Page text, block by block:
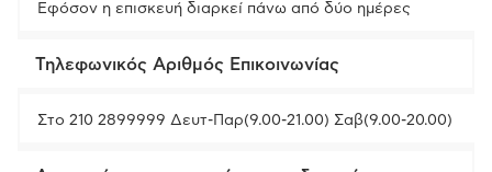
Εφόσον η επισκευή διαρκεί πάνω από δύο ημέρες
Τηλεφωνικός Αριθμός Επικοινωνίας
Στο 210 2899999 Δευτ-Παρ(9.00-21.00) Σαβ(9.00-20.00)